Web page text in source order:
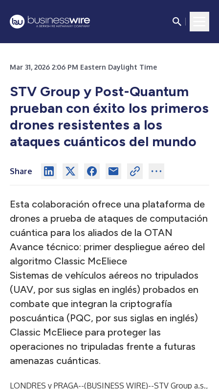
Mar 31, 2026 2:06 PM Eastern Daylight Time
STV Group y Post-Quantum
prueban con éxito los primeros
drones resistentes a los
ataques cuánticos del mundo
Share
Esta colaboración ofrece una plataforma de
drones a prueba de ataques de computación
cuántica para los aliados de la OTAN
Avance técnico: primer despliegue aéreo del
algoritmo Classic McEliece
Sistemas de vehículos aéreos no tripulados
(UAV, por sus siglas en inglés) probados en
combate que integran la criptografía
poscuántica (PQC, por sus siglas en inglés)
Classic McEliece para proteger las
operaciones no tripuladas frente a futuras
amenazas cuánticas.
LONDRES y PRAGA--(BUSINESS WIRE)--STV Group a.s.,